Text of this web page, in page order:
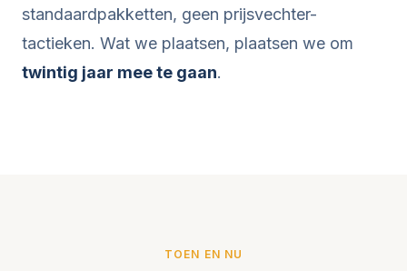
standaardpakketten, geen prijsvechter-
tactieken. Wat we plaatsen, plaatsen we om
twintig jaar mee te gaan.
TOEN EN NU